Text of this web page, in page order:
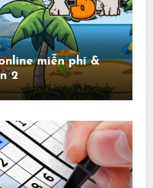
miễn phí &
2